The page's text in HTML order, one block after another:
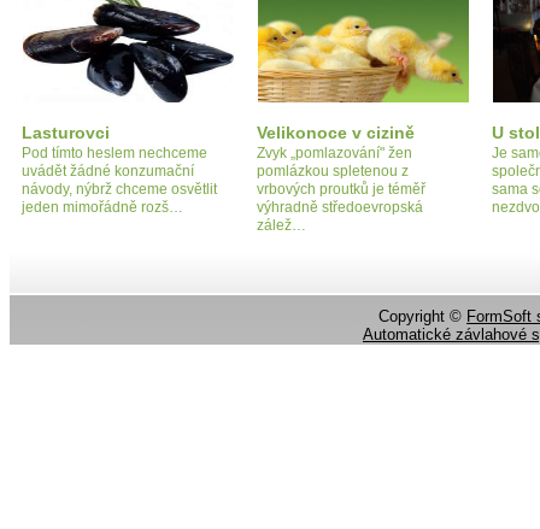
Lasturovci
Pod tímto heslem nechceme
uvádět žádné konzumační
návody, nýbrž chceme osvětlit
jeden mimořádně rozš…
Velikonoce v cizině
Zvyk „pomlazování" žen
pomlázkou spletenou z
vrbových proutků je téměř
výhradně středoevropská
zálež…
U
Je
sama
Copyright © FormSoft
Automatické závlahové